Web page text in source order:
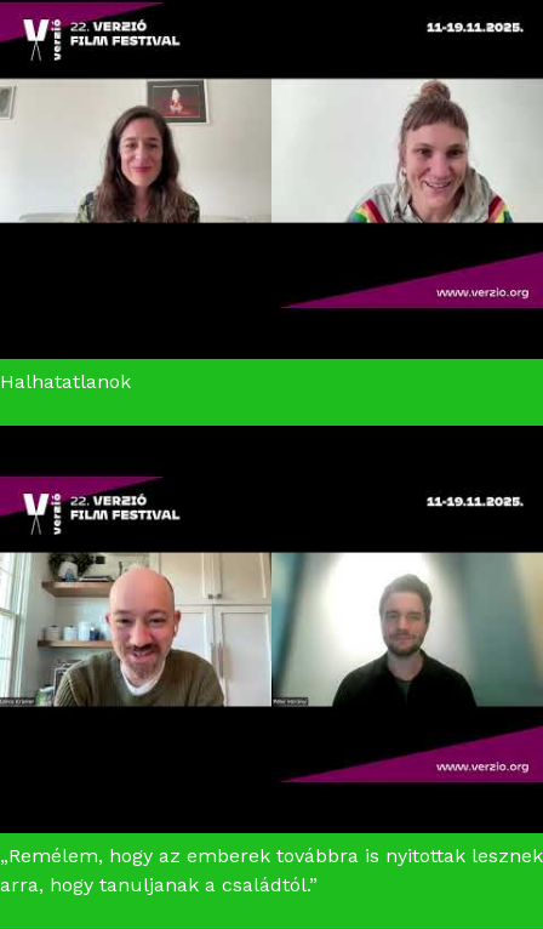
Halhatatlanok
„Remélem, hogy az emberek továbbra is nyitottak lesznek
arra, hogy tanuljanak a családtól.”